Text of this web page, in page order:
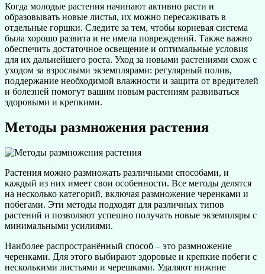
Когда молодые растения начинают активно расти и
образовывать новые листья, их можно пересаживать в
отдельные горшки. Следите за тем, чтобы корневая система
была хорошо развита и не имела повреждений. Также важно
обеспечить достаточное освещение и оптимальные условия
для их дальнейшего роста. Уход за новыми растениями схож с
уходом за взрослыми экземплярами: регулярный полив,
поддержание необходимой влажности и защита от вредителей
и болезней помогут вашим новым растениям развиваться
здоровыми и крепкими.
Методы размножения растения
Растения можно размножать различными способами, и
каждый из них имеет свои особенности. Все методы делятся
на несколько категорий, включая размножение черенками и
побегами. Эти методы подходят для различных типов
растений и позволяют успешно получать новые экземпляры с
минимальными усилиями.
Наиболее распространённый способ – это размножение
черенками. Для этого выбирают здоровые и крепкие побеги с
несколькими листьями и черешками. Удаляют нижние